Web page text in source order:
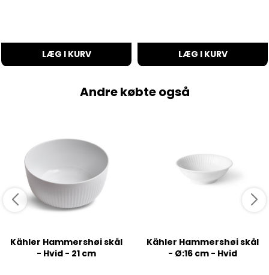
LÆG I KURV LÆG I KURV
Andre købte også
Kähler Hammershøi skål
- Hvid - 21 cm
Kähler Hammershøi skål
- Ø:16 cm - Hvid